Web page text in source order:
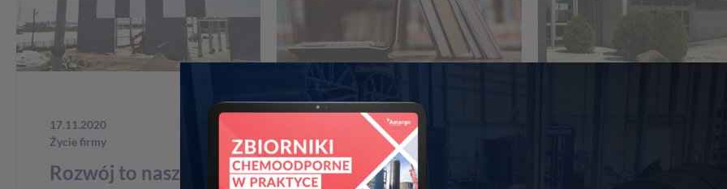
17.11.2020
Życie firmy
Rozwój to nasze
Badania i rozwój,Życie firmy
Synergia nauki i